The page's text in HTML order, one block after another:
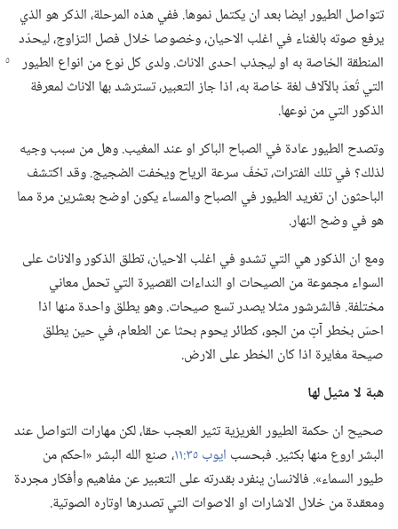
تتواصل الطيور ايضا بعد ان يكتمل نموها.‏ ففي هذه المرحلة،‏ الذكر هو الذي
يرفع صوته بالغناء في اغلب الاحيان،‏ وخصوصا خلال فصل التزاوج،‏ ليحدّد
المنطقة الخاصة به او ليجذب احدى الاناث.‏ ولدى كل نوعمن انواع الطيور
التي تُعدّ بالآلاف لغة خاصة به،‏ اذا جاز التعبير،‏ تسترشد بها الاناث لمعرفة
الذكور التي من نوعها.‏
وتصدح الطيور عادة في الصباح الباكر او عند المغيب.‏ وهل من سبب وجيه
لذلك؟‏ في تلك الفترات،‏ تخفّ سرعة الرياح ويخفت الضجيج.‏ وقد اكتشف
الباحثون ان تغريد الطيور في الصباح والمساء يكون اوضح بعشرين مرة مما
هو في وضح النهار.‏
ومع ان الذكور هي التي تشدو في اغلب الاحيان،‏ تطلق الذكور والاناث على
السواء مجموعة من الصيحات او النداءات القصيرة التي تحمل معاني
مختلفة.‏ فالشرشور مثلا يصدر تسع صيحات.‏ وهو يطلق واحدة منها اذا
احسّ بخطر آتٍ من الجو،‏ كطائر يحوم بحثا عن الطعام،‏ في حين يطلق
صيحة مغايرة اذا كان الخطر على الارض.‏
هبة لامثيل لها
صحيح ان حكمة الطيور الغريزية تثير العجب حقا،‏ لكن مهارات التواصل عند
البشر اروع منها بكثير.‏ فبحسب ايوب ٣٥:‏١١
‏،‏ صنع الله البشر «احكم من
طيور السماء».‏ فالانسان ينفرد بقدرته على التعبير عن مفاهيم وأفكار مجردة
ومعقدة من خلال الاشارات او الاصوات التي تصدرها اوتاره الصوتية.‏